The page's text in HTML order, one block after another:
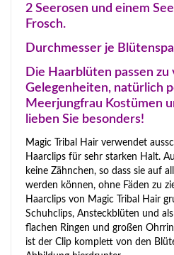
2 Seerosen und einem
Frosch.
Durchmesser je
Die Haarblüten passen zu
Gelegenheiten, natürlich
Meerjungfrau Kostümen
lieben Sie besonders!
Magic Tribal Hair verwendet
Haarclips für sehr starken Halt.
keine Zähnchen, so dass sie auf
werden können, ohne Fäden zu
Haarclips von Magic Tribal Hair
Schuhclips, Ansteckblüten und
flachen Ringen und großen
ist der Clip komplett von den